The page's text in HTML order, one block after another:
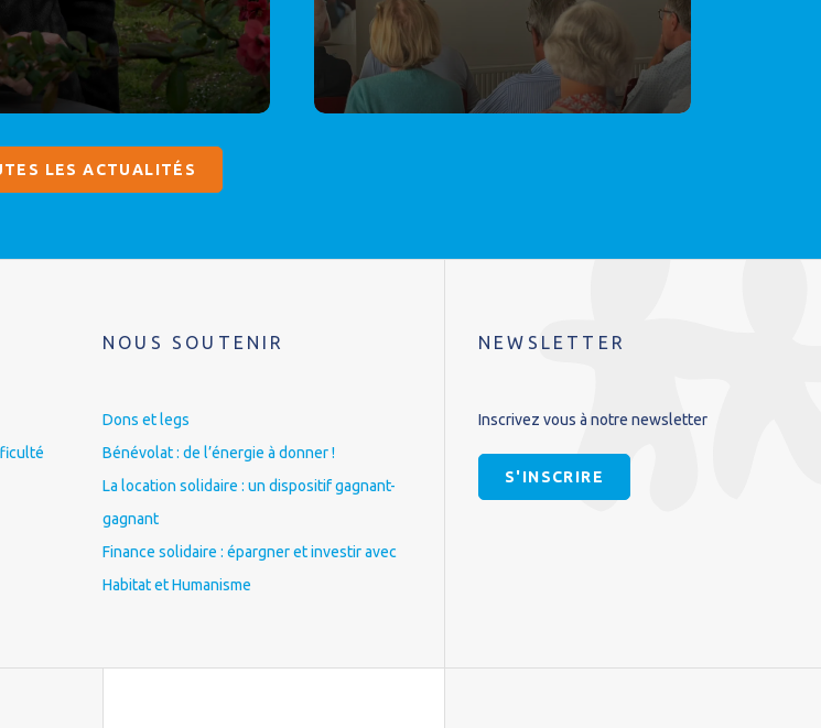
LES ACTUALITÉS
NOUS SOUTENIR
Dons et legs
Bénévolat : de l’énergie à donner !
La location solidaire : un dispositif gagnant-
gagnant
Finance solidaire : épargner et investir avec
Habitat et Humanisme
NEWSLETTER
Inscrivez vous à notre newsletter
S'INSCRIRE